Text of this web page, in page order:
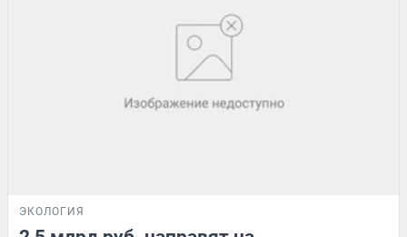
ЭКОЛОГИЯ